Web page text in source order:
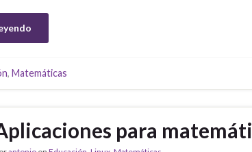
, Matemáticas
para